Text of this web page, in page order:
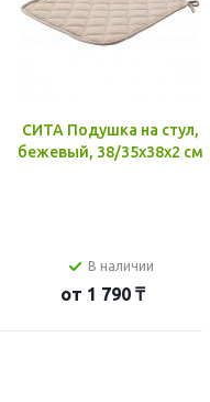
СИТА Подушка на стул,
бежевый, 38/35x38x2 см
В наличии
от 1 790 ₸